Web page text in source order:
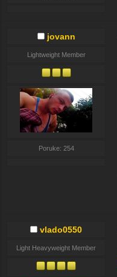
jovann
Lightweight Member
Poruke: 254
vlado0550
Light Heavyweight Member